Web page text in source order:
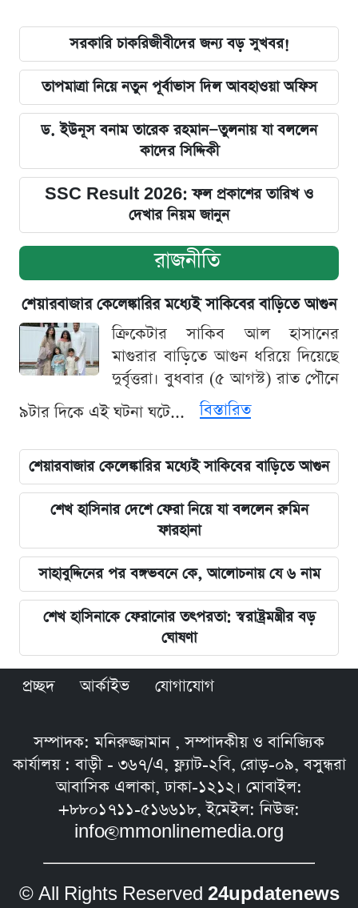
সরকারি চাকরিজীবীদের জন্য বড় সুখবর!
তাপমাত্রা নিয়ে নতুন পূর্বাভাস দিল আবহাওয়া অফিস
ড. ইউনূস বনাম তারেক রহমান—তুলনায় যা বললেন
কাদের সিদ্দিকী
SSC Result 2026: ফল প্রকাশের তারিখ ও
দেখার নিয়ম জানুন
রাজনীতি
শেয়ারবাজার কেলেঙ্কারির মধ্যেই সাকিবের বাড়িতে আগুন
ক্রিকেটার সাকিব আল হাসানের
মাগুরার বাড়িতে আগুন ধরিয়ে দিয়েছে
দুর্বৃত্তরা। বুধবার (৫ আগস্ট) রাত পৌনে
৯টার দিকে এই ঘটনা ঘটে...
বিস্তারিত
শেয়ারবাজার কেলেঙ্কারির মধ্যেই সাকিবের বাড়িতে আগুন
শেখ হাসিনার দেশে ফেরা নিয়ে যা বললেন রুমিন
ফারহানা
সাহাবুদ্দিনের পর বঙ্গভবনে কে, আলোচনায় যে ৬ নাম
শেখ হাসিনাকে ফেরানোর তৎপরতা: স্বরাষ্ট্রমন্ত্রীর বড়
ঘোষণা
প্রচ্ছদ আর্কাইভ যোগাযোগ
সম্পাদক: মনিরুজ্জামান , সম্পাদকীয় ও বানিজ্যিক
কার্যালয় : বাড়ী - ৩৬৭/এ, ফ্ল্যাট-২বি, রোড়-০৯, বসুন্ধরা
আবাসিক এলাকা, ঢাকা-১২১২। মোবাইল:
+৮৮০১৭১১-৫১৬৬১৮, ইমেইল: নিউজ:
info@mmonlinemedia.org
© All Rights Reserved 24updatenews